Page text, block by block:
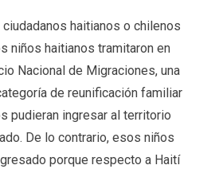
ciudadanos haitianos o chilenos
niños haitianos tramitaron en
Nacional de Migraciones, una
de reunificación familiar
pudieran ingresar al territorio
De lo contrario, esos niños
porque respecto a Haití